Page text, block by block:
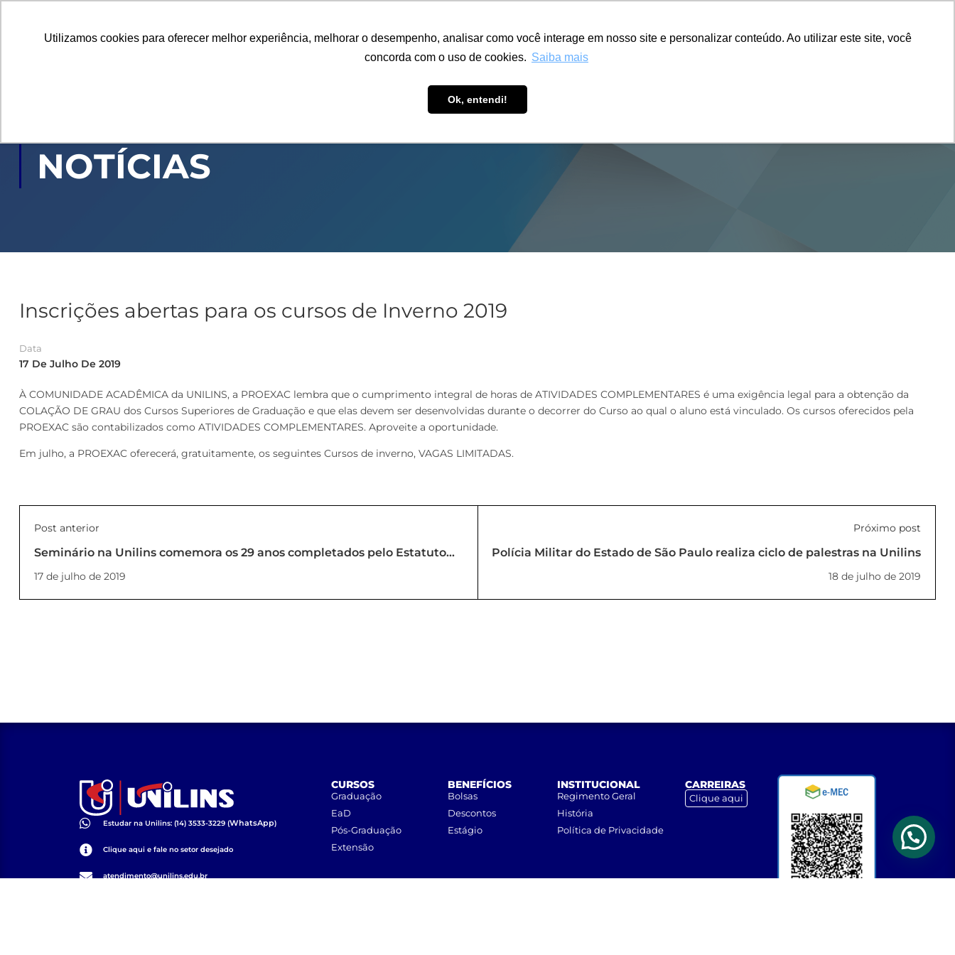
Utilizamos cookies para oferecer melhor experiência, melhorar o desempenho, analisar como você interage em nosso site e personalizar conteúdo. Ao utilizar este site, você
concorda com o uso de cookies. Saiba mais
Ok, entendi!
PÓS-GRADUAÇÃO CAPACITAÇÃO EXTENSÃO PESQUISA
NOTÍCIAS
Inscrições abertas para os cursos de Inverno 2019
Data
17 De Julho De 2019
À COMUNIDADE ACADÊMICA da UNILINS, a PROEXAC lembra que o cumprimento integral de horas de ATIVIDADES COMPLEMENTARES é uma exigência legal para a obtenção da
COLAÇÃO DE GRAU dos Cursos Superiores de Graduação e que elas devem ser desenvolvidas durante o decorrer do Curso ao qual o aluno está vinculado. Os cursos oferecidos pela
PROEXAC são contabilizados como ATIVIDADES COMPLEMENTARES. Aproveite a oportunidade.
Em julho, a PROEXAC oferecerá, gratuitamente, os seguintes Cursos de inverno, VAGAS LIMITADAS.
Post anterior
Seminário na Unilins comemora os 29 anos completados pelo Estatuto
da Criança e do Adolescente
17 de julho de 2019
Próximo post
Polícia Militar do Estado de São Paulo realiza ciclo de palestras na Unilins
18 de julho de 2019
Estudar na Unilins: (14) 3533-3229 (WhatsApp)
Clique aqui e fale no setor desejado
atendimento@unilins.edu.br
CURSOS
Graduação
EaD
Pós-Graduação
Extensão
BENEFÍCIOS
Bolsas
Descontos
Estágio
INSTITUCIONAL
Regimento Geral
História
Política de Privacidade
CARREIRAS
Clique aqui